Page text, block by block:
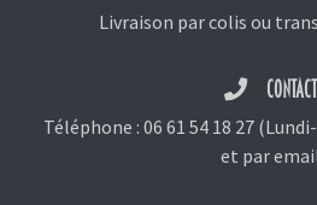
Livraison par colis ou
CONTACT
Téléphone : 06 61 54 18 27(Lundi-
et par